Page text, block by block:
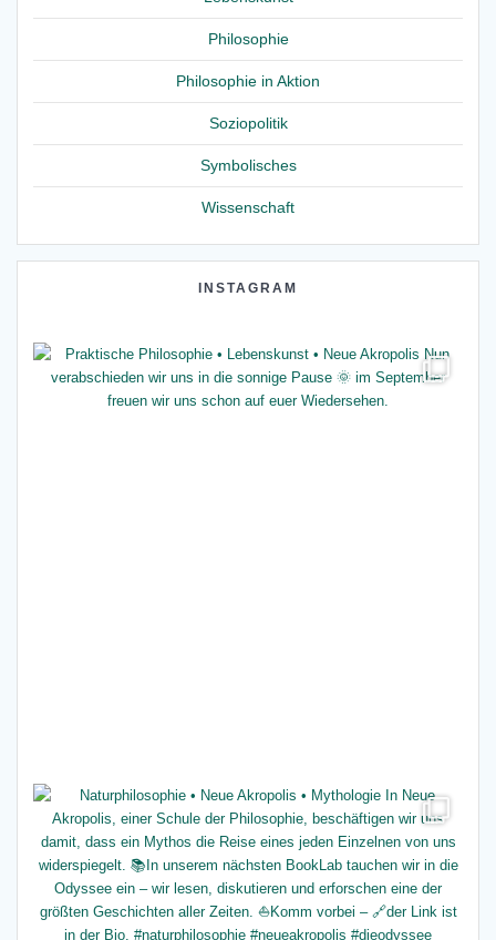
Philosophie
Philosophie in Aktion
Soziopolitik
Symbolisches
Wissenschaft
INSTAGRAM